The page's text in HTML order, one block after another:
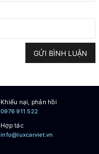
GỬI BÌNH LUẬN
Khiếu nại, phản hồi
0976 911 522
Hợp tác
info@luxcarviet.vn